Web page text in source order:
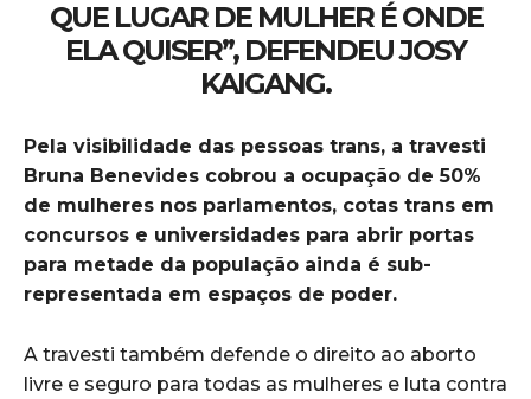
QUE LUGAR DE MULHER É ONDE
ELA QUISER”, DEFENDEU JOSY
KAIGANG.
Pela visibilidade das pessoas trans, a travesti
Bruna Benevides cobrou a ocupação de 50%
de mulheres nos parlamentos, cotas trans em
concursos e universidades para abrir portas
para metade da população ainda é sub-
representada em espaços de poder.
A travesti também defende o direito ao aborto
livre e seguro para todas as mulheres e luta contra